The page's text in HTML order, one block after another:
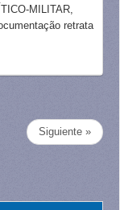
MILITAR,
retrata
Siguiente »